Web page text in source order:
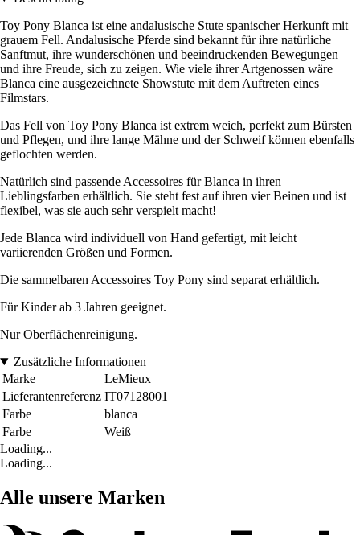
Toy Pony Blanca ist eine andalusische Stute spanischer Herkunft mit
grauem Fell. Andalusische Pferde sind bekannt für ihre natürliche
Sanftmut, ihre wunderschönen und beeindruckenden Bewegungen
und ihre Freude, sich zu zeigen. Wie viele ihrer Artgenossen wäre
Blanca eine ausgezeichnete Showstute mit dem Auftreten eines
Filmstars.
Das Fell von Toy Pony Blanca ist extrem weich, perfekt zum Bürsten
und Pflegen, und ihre lange Mähne und der Schweif können ebenfalls
geflochten werden.
Natürlich sind passende Accessoires für Blanca in ihren
Lieblingsfarben erhältlich. Sie steht fest auf ihren vier Beinen und ist
flexibel, was sie auch sehr verspielt macht!
Jede Blanca wird individuell von Hand gefertigt, mit leicht
variierenden Größen und Formen.
Die sammelbaren Accessoires Toy Pony sind separat erhältlich.
Für Kinder ab 3 Jahren geeignet.
Nur Oberflächenreinigung.
Zusätzliche Informationen
Marke
LeMieux
Lieferantenreferenz IT07128001
Farbe
blanca
Farbe
Weiß
Loading...
Loading...
Alle unsere Marken